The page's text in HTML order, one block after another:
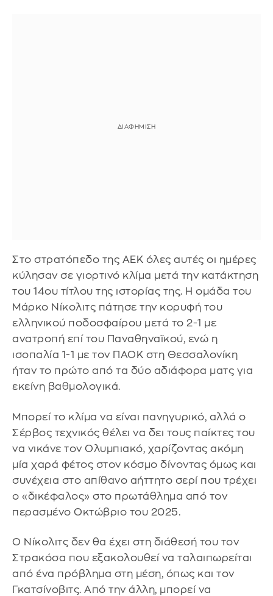
Στο στρατόπεδο της ΑΕΚ όλες αυτές οι ημέρες
κύλησαν σε γιορτινό κλίμα μετά την κατάκτηση
του 14ου τίτλου της ιστορίας της. Η ομάδα του
Μάρκο Νίκολιτς πάτησε την κορυφή του
ελληνικού ποδοσφαίρου μετά το 2-1 με
ανατροπή επί του Παναθηναϊκού, ενώ η
ισοπαλία 1-1 με τον ΠΑΟΚ στη Θεσσαλονίκη
ήταν το πρώτο από τα δύο αδιάφορα ματς για
εκείνη βαθμολογικά.
Μπορεί το κλίμα να είναι πανηγυρικό, αλλά ο
Σέρβος τεχνικός θέλει να δει τους παίκτες του
να νικάνε τον Ολυμπιακό, χαρίζοντας ακόμη
μία χαρά φέτος στον κόσμο δίνοντας όμως και
συνέχεια στο απίθανο αήττητο σερί που τρέχει
ο «δικέφαλος» στο πρωτάθλημα από τον
περασμένο Οκτώβριο του 2025.
Ο Νίκολιτς δεν θα έχει στη διάθεσή του τον
Στρακόσα που εξακολουθεί να ταλαιπωρείται
από ένα πρόβλημα στη μέση, όπως και τον
Γκατσίνοβιτς. Από την άλλη, μπορεί να